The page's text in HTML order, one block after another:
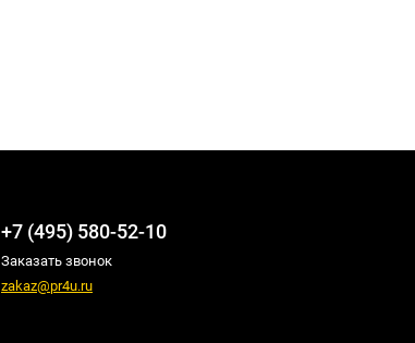
+7 (495) 580-52-10
Заказать звонок
zakaz@pr4u.ru